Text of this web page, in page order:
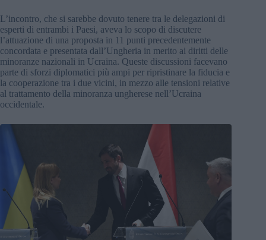
L’incontro, che si sarebbe dovuto tenere tra le delegazioni di
esperti di entrambi i Paesi, aveva lo scopo di discutere
l’attuazione di una proposta in 11 punti precedentemente
concordata e presentata dall’Ungheria in merito ai diritti delle
minoranze nazionali in Ucraina. Queste discussioni facevano
parte di sforzi diplomatici più ampi per ripristinare la fiducia e
la cooperazione tra i due vicini, in mezzo alle tensioni relative
al trattamento della minoranza ungherese nell’Ucraina
occidentale.